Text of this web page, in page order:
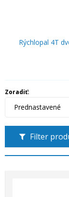
Rýchlopal 4T
Filter
Zoradiť:
Prednastavené